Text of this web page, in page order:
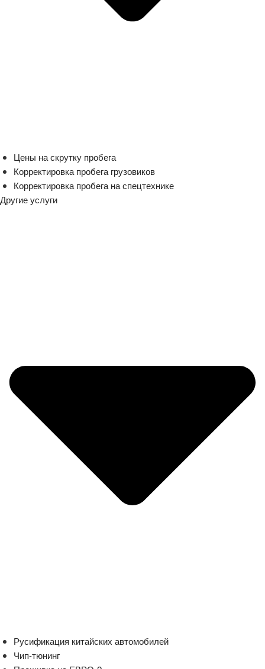
Цены на скрутку пробега
Корректировка пробега грузовиков
Корректировка пробега на спецтехнике
Другие услуги
Русификация китайских автомобилей
Чип-тюнинг